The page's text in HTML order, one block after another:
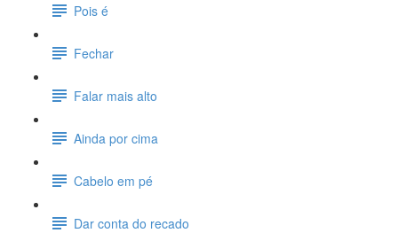
Pois é
Fechar
Falar mais alto
Ainda por cima
Cabelo em pé
Dar conta do recado